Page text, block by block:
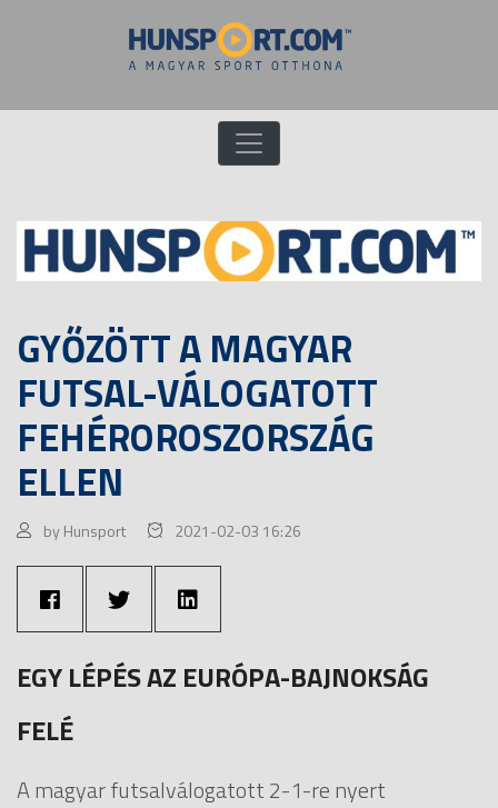
GYŐZÖTT A MAGYAR
FUTSAL-VÁLOGATOTT
FEHÉROROSZORSZÁG
ELLEN
by Hunsport 2021-02-03 16:26
EGY LÉPÉS AZ EURÓPA-BAJNOKSÁG
FELÉ
A magyar futsalválogatott 2-1-re nyert